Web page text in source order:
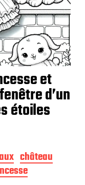
et
d’un
étoiles
château